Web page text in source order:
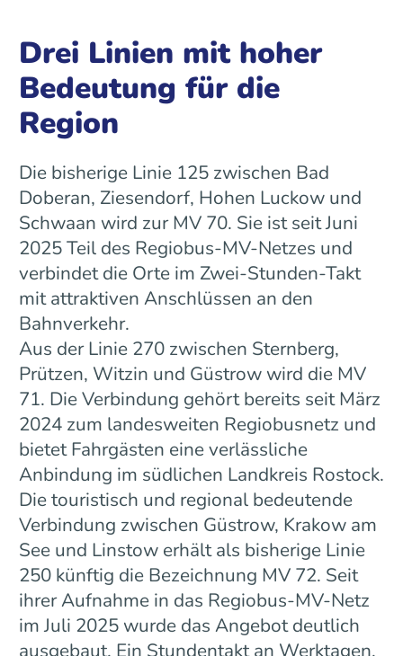
Drei Linien mit hoher
Bedeutung für die
Region
Die bisherige Linie 125 zwischen Bad
Doberan, Ziesendorf, Hohen Luckow und
Schwaan wird zur MV 70. Sie ist seit Juni
2025 Teil des Regiobus-MV-Netzes und
verbindet die Orte im Zwei-Stunden-Takt
mit attraktiven Anschlüssen an den
Bahnverkehr.
Aus der Linie 270 zwischen Sternberg,
Prützen, Witzin und Güstrow wird die MV
71. Die Verbindung gehört bereits seit März
2024 zum landesweiten Regiobusnetz und
bietet Fahrgästen eine verlässliche
Anbindung im südlichen Landkreis Rostock.
Die touristisch und regional bedeutende
Verbindung zwischen Güstrow, Krakow am
See und Linstow erhält als bisherige Linie
250 künftig die Bezeichnung MV 72. Seit
ihrer Aufnahme in das Regiobus-MV-Netz
im Juli 2025 wurde das Angebot deutlich
ausgebaut. Ein Stundentakt an Werktagen,